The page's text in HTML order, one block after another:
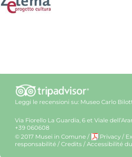
Leggi le recensioni su: Museo Carlo
Via Fiorello La Guardia, 6 et Viale
+39 060608
© 2017 Musei in Comune / Privacy /
responsabilité / Credits / Accessibilité